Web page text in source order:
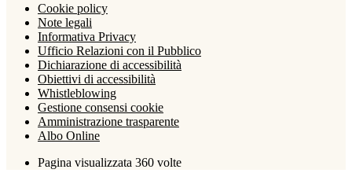
Cookie policy
Note legali
Informativa Privacy
Ufficio Relazioni con il Pubblico
Dichiarazione di accessibilità
Obiettivi di accessibilità
Whistleblowing
Gestione consensi cookie
Amministrazione trasparente
Albo Online
Pagina visualizzata 360 volte